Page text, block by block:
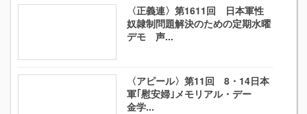
〈正義連〉第1611回 日本軍性
奴隷制問題解決のための定期水曜
デモ 声...
〈アピール〉第11回 8・14日本
軍｢慰安婦｣メモリアル・デー
金学...